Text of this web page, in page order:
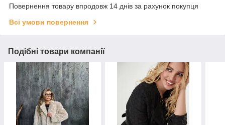
Повернення товару впродовж 14 днів за рахунок покупця
Всі умови повернення
Подібні товари компанії